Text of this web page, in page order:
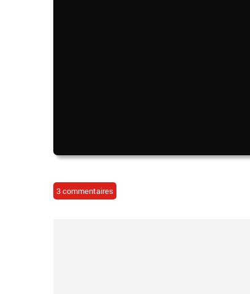
3 commentaires